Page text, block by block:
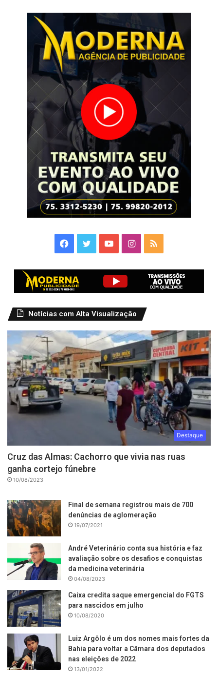
Facebook
TwitterYouTubeInstagram
RSS
Notícias com Alta Visualização
Destaque
Cruz das Almas: Cachorro que vivia nas ruas
ganha cortejo fúnebre
10/08/2023
Final de semana registrou mais de 700
denúncias de aglomeração
19/07/2021
André Veterinário conta sua história e faz
avaliação sobre os desafios e conquistas
da medicina veterinária
04/08/2023
Caixa credita saque emergencial do FGTS
para nascidos em julho
10/08/2020
Luiz Argôlo é um dos nomes mais fortes da
Bahia para voltar a Câmara dos deputados
nas eleições de 2022
13/01/2022